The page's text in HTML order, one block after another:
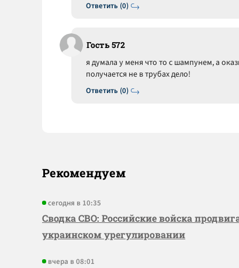
Ответить (0)
Гость 572
Ответить (0)
я думала у меня что то с шампунем, а
получается не в трубах дело!
Рекомендуем
сегодня в 10:35
Сводка СВО: Российские войска
украинском урегулировании
вчера в 08:01